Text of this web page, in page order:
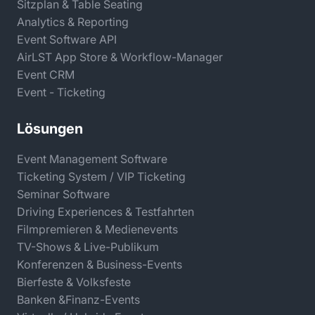
Manuelle Excel-Listen
bieten keinen Echtzeit-Überblick
Die Teamkoordination
ohne zentrale Lösung
wird schnell unübersichtlichFehlende Daten nach
der Veranstaltung erschweren die
Erfolgsmessung
Ohne digitale Unterstützung kostet das
Zeit, die an anderer Stelle fehlt.
AirLST: Ihr digitales
Teilnehmermanagement für
Hausmessen
AirLST löst die typischen Herausforderungen des
Hausmesse-Managements durch intelligente
Sitzplan & Table Seating
Analytics & Reporting
Event Software API
AirLST App Store & Workflow-Manager
Event CRM
Event - Ticketing
Lösungen
Event Management Software
Ticketing System / VIP Ticketing
Seminar Software
Driving Experiences & Testfahrten
Filmpremieren & Medienevents
TV-Shows & Live-Publikum
Konferenzen & Business-Events
Bierfeste & Volksfeste
Banken &Finanz-Events